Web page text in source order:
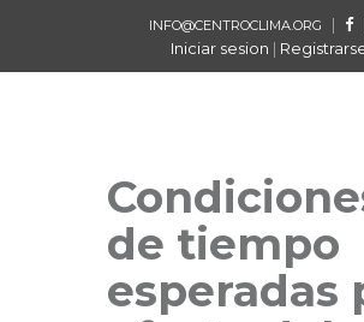
INFO@CENTROCLIMA.ORG |
Iniciar sesion |
de tiempo
esperadas